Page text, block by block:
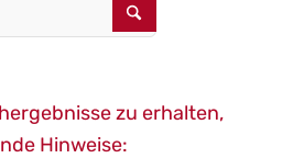
zu erhalten,
Hinweise: